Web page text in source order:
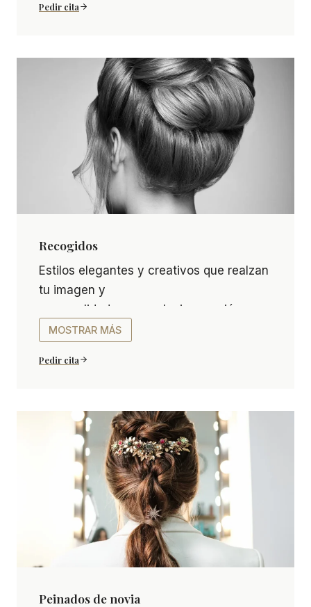
Pedir cita
Recogidos Estilos elegantes y creativos que
Recogidos
Estilos elegantes y creativos que realzan
tu imagen y
personalidad para cualquier ocasión:
boda, evento o cita especial.
MOSTRAR MÁS
Pedir cita
Peinados de novia Diseñados para
Peinados de novia